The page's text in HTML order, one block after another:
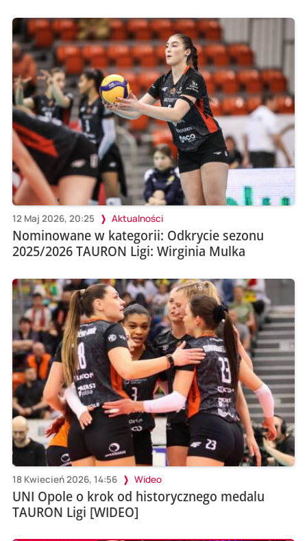
12 Maj 2026, 20:25 Aktualności
Nominowane w kategorii: Odkrycie sezonu
2025/2026 TAURON Ligi: Wirginia Mulka
18 Kwiecień 2026, 14:56 Wideo
UNI Opole o krok od historycznego medalu
TAURON Ligi [WIDEO]